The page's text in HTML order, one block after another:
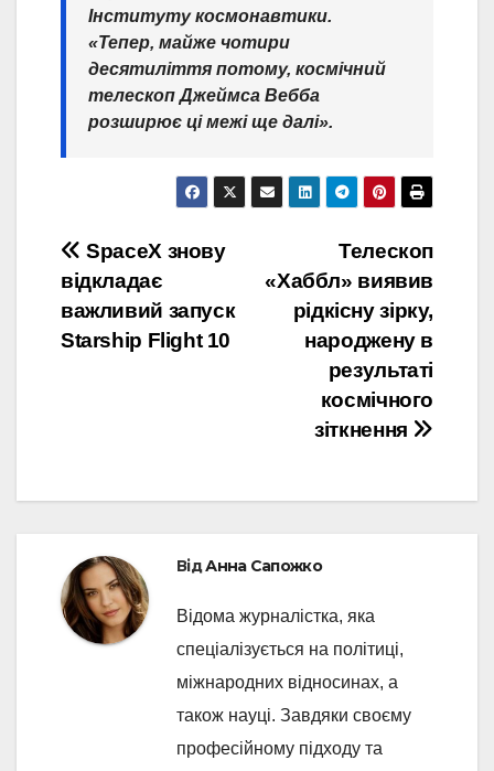
Інституту космонавтики.
«Тепер, майже чотири
десятиліття потому, космічний
телескоп Джеймса Вебба
розширює ці межі ще далі».
Навігація
записів
Телескоп
«Хаббл» виявив
рідкісну зірку,
народжену в
результаті
космічного
зіткнення
SpaceX знову
відкладає
важливий запуск
Starship Flight 10
ВідАнна Сапожко
Відома журналістка, яка
спеціалізується на політиці,
міжнародних відносинах, а
також науці. Завдяки своєму
професійному підходу та